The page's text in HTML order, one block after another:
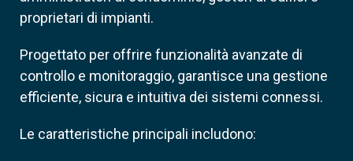
proprietari di impianti.
Progettato per offrire funzionalità avanzate di
controllo e monitoraggio, garantisce una gestione
efficiente, sicura e intuitiva dei sistemi connessi.
Le caratteristiche principali includono: